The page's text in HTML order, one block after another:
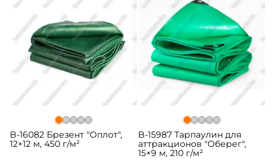
B-16082 Брезент "Оплот",
12×12 м, 450 г/м²
B-15987 Тарпаулин для
аттракционов "Оберег",
15×9 м, 210 г/м²